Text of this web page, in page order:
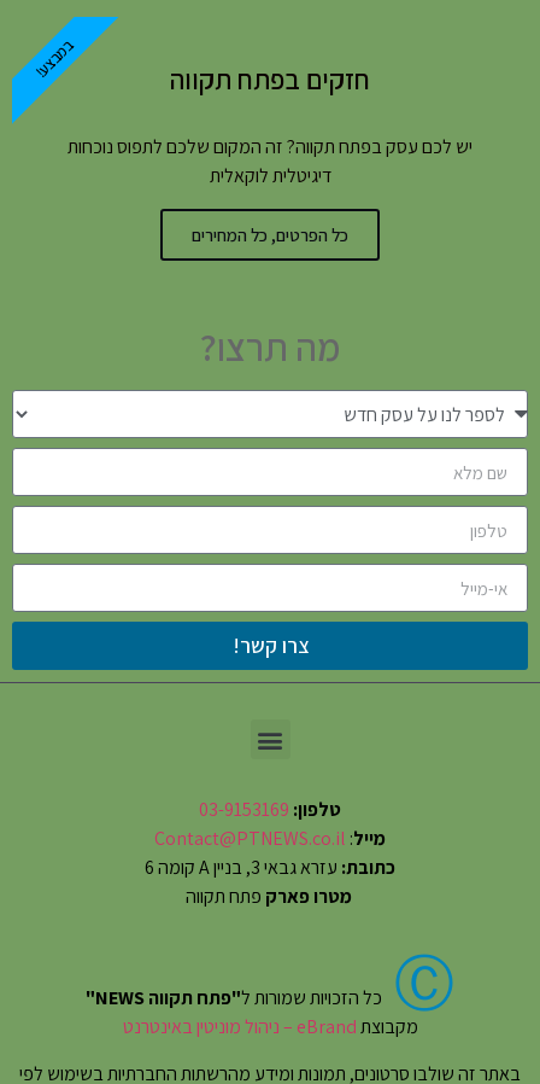
חזקים בפתח תקווה
יש לכם עסק בפתח תקווה? זה המקום שלכם לתפוס נוכחות
דיגיטלית לוקאלית
כל הפרטים, כל המחירים
במבצע!
מה תרצו?
צרו קשר!
טלפון: 03-9153169
מייל:
Contact@PTNEWS.co.il
כתובת: עזרא גבאי 3, בניין A קומה 6
מטרו פארק פתח תקווה
Ⓒ כל הזכויות שמורות ל"פתח תקווה NEWS"
מקבוצתeBrand – ניהול מוניטין באינטרנט
באתר זה שולבו סרטונים, תמונות ומידע מהרשתות החברתיות בשימוש לפי